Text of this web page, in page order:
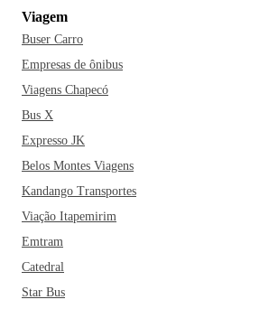
Viagem
Buser Carro
Empresas de ônibus
Viagens Chapecó
Bus X
Expresso JK
Belos Montes Viagens
Kandango Transportes
Viação Itapemirim
Emtram
Catedral
Star Bus